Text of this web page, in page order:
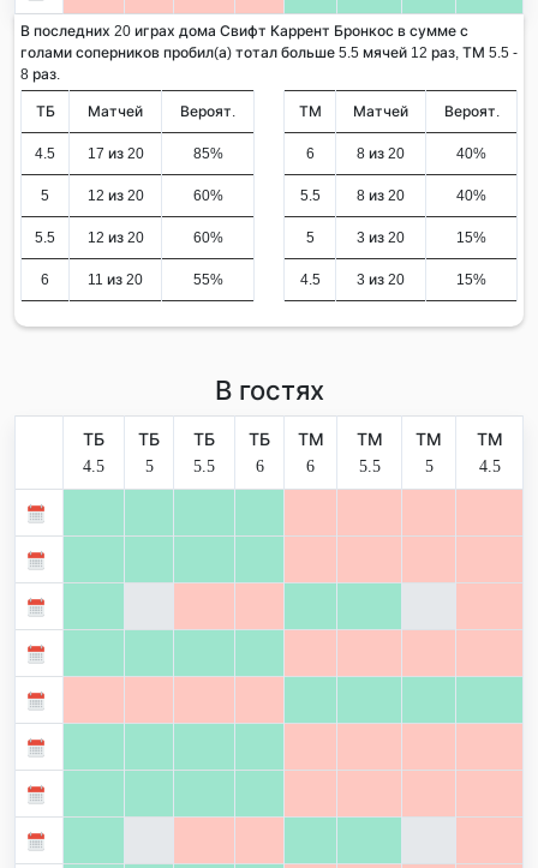
В последних 20 играх дома Свифт Каррент Бронкос в сумме с
голами соперников пробил(а) тотал больше 5.5 мячей 12 раз, ТМ 5.5 -
8 раз.
ТБ Матчей Вероят.
4.5 17 из 20 85%
5 12 из 20 60%
5.5 12 из 20 60%
6 11 из 20 55%
ТМ Матчей Вероят.
6 8 из 20 40%
5.5 8 из 20 40%
5 3 из 20 15%
4.5 3 из 20 15%
В гостях
ТБ
4.5
ТБ
5
ТБ
5.5
ТБ
6
ТМ
6
ТМ
5.5
ТМ
5
ТМ
4.5